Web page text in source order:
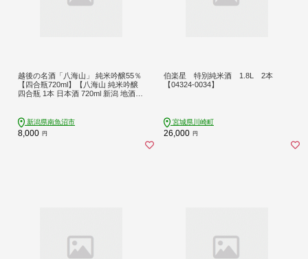
越後の名酒「八海山」 純米吟醸55％
【四合瓶720ml】【八海山 純米吟醸
四合瓶 1本 日本酒 720ml 新潟 地酒
新潟県南魚沼市
8,000 円
伯楽星 特別純米酒 1.8L 2本
【04324-0034】
宮城県川崎町
26,000 円